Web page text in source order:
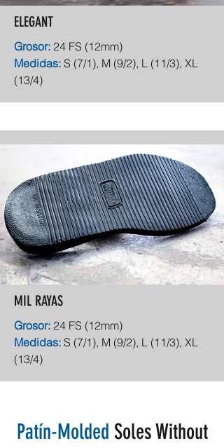
ELEGANT
Grosor: 24 FS (12mm)
Medidas: S (7/1), M (9/2), L (11/3), XL
(13/4)
MIL RAYAS
Grosor: 24 FS (12mm)
Medidas: S (7/1), M (9/2), L (11/3), XL
(13/4)
Patín-Molded Soles Without